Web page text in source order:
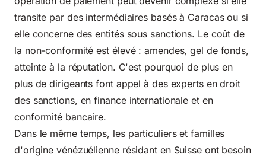
transite par des intermédiaires basés à Caracas ou si
elle concerne des entités sous sanctions. Le coût de
la non-conformité est élevé : amendes, gel de fonds,
atteinte à la réputation. C'est pourquoi de plus en
plus de dirigeants font appel à des experts en droit
des sanctions, en finance internationale et en
conformité bancaire.
Dans le même temps, les particuliers et familles
d'origine vénézuélienne résidant en Suisse ont besoin